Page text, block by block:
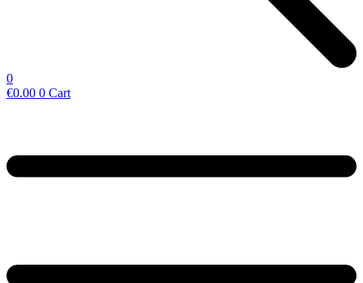
0
€0.00 0 Cart